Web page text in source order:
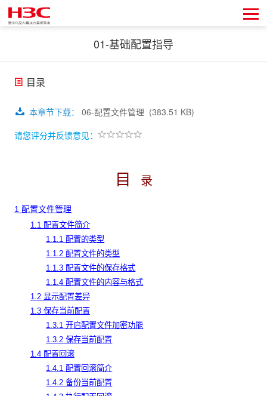
01-基础配置指导
目录
本章节下载： 06-配置文件管理 (383.51 KB)
请您评分并反馈意见：
目 录
1 配置文件管理
1.1 配置文件简介
1.1.1 配置的类型
1.1.2 配置文件的类型
1.1.3 配置文件的保存格式
1.1.4 配置文件的内容与格式
1.2 显示配置差异
1.3 保存当前配置
1.3.1 开启配置文件加密功能
1.3.2 保存当前配置
1.4 配置回滚
1.4.1 配置回滚简介
1.4.2 备份当前配置